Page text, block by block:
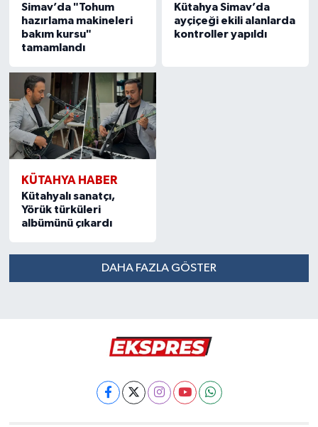
Simav’da "Tohum
hazırlama makineleri
bakım kursu"
tamamlandı
Kütahya Simav’da
ayçiçeği ekili alanlarda
kontroller yapıldı
KÜTAHYA HABER
Kütahyalı sanatçı,
Yörük türküleri
albümünü çıkardı
DAHA FAZLA GÖSTER